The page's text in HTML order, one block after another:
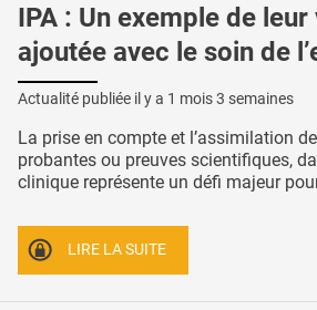
IPA : Un exemple de leur
ajoutée avec le soin de
Actualité publiée il y a 1 mois 3 semaines
La prise en compte et l’assimilation
probantes ou preuves scientifiques,
clinique représente un défi majeur
LIRE LA SUITE